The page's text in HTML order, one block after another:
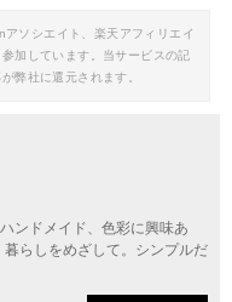
ソシエイト、楽天アフィリエイ
加しています。当サービスの記
弊社に還元されます。
ンドメイド、色彩に興味あ
らしをめざして。シンプルだ